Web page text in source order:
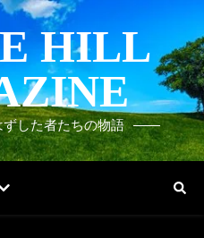
HILL
した者たちの物語